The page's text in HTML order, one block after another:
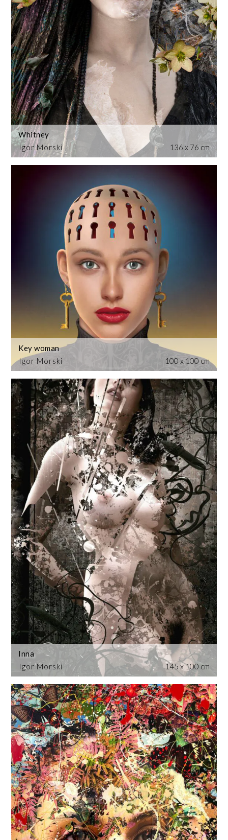
Igor Morski
Whitney
136 x 76 cm
Igor Morski
Key woman
100 x 100 cm
Igor Morski
Inna
145 x 100 cm